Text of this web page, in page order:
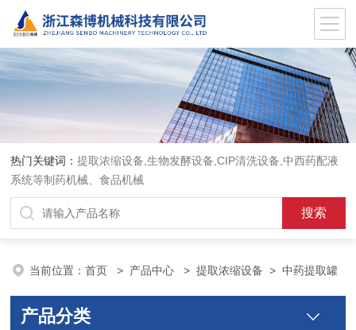
热门关键词：提取浓缩设备,生物发酵设备,CIP清洗设备,中西药配液
系统等制药机械、食品机械
当前位置：首页 > 产品中心 >提取浓缩设备 >中药提取罐
产品分类